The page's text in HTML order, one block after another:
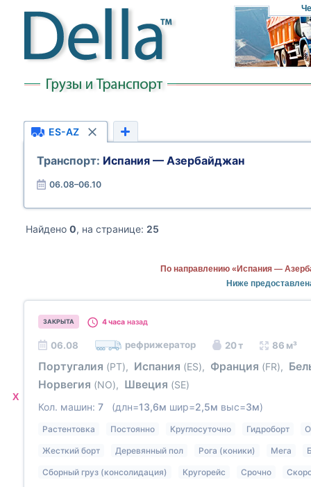
ES-AZ
Транспорт: Испания — Азербайджан
06.08–06.10
Найдено 0, на странице: 25
По направлению «Испания —
Ниже
X
ЗАКРЫТА 4 часа назад
06.08 рефрижератор 20 т 86 м³
Португалия (PT), Испания (ES), Франция (FR),
Норвегия (NO), Швеция (SE)
Кол. машин: 7 (длн=13,6м шир=2,5м выс=3м)
Растентовка Постоянно Круглосуточно Гидроборт
Жесткий борт Деревянный пол Рога (коники) Мега
Сборный груз (консолидация) Кругорейс Срочно